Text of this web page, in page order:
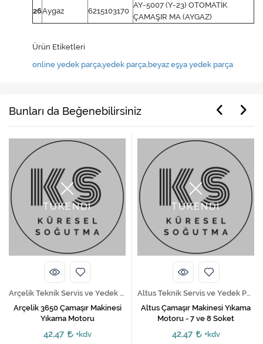
26Aygaz 6215103170
AY-5007 (Y-23) OTOMATİK
ÇAMAŞIR MA (AYGAZ)
Ürün Etiketleri
online yedek parça,yedek parça, beyaz eşya yedek parça
Bunları da Beğenebilirsiniz
TÜKENDİ
Arçelik Teknik Servis ve Yedek Parça Hizmetleri
Arçelik 3650 Çamaşır Makinesi
Yıkama Motoru
42,47 +kdv
TÜKENDİ
Altus Teknik Servis ve Yedek Parça Hizmetleri
Altus Çamaşır Makinesi Yıkama
Motoru - 7 ve 8 Soket
42,47 +kdv